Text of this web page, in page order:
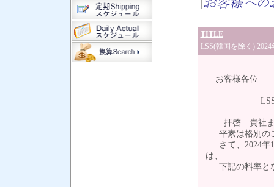
TITLE
LSS(韓国を除く)
お客様各位
LSS(韓国を
拝啓 貴社ます
平素は格別の
さて、2024年1
は、
下記の料率と